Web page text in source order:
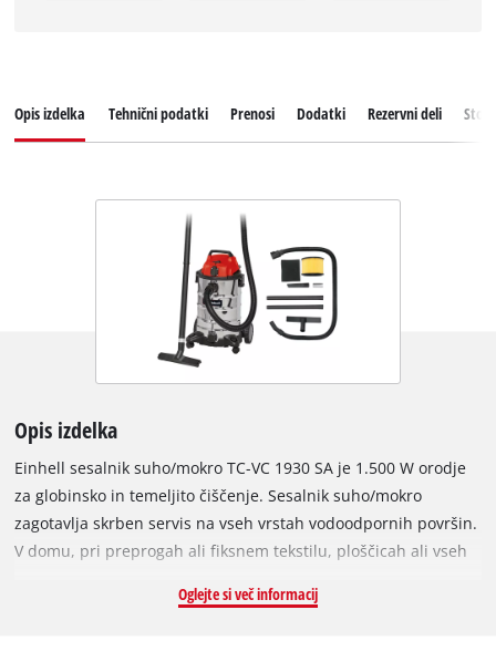
Opis izdelka Tehnični podatki Prenosi Dodatki Rezervni deli
Opis izdelka
Einhell sesalnik suho/mokro TC-VC 1930 SA je 1.500 W orodje
za globinsko in temeljito čiščenje. Sesalnik suho/mokro
zagotavlja skrben servis na vseh vrstah vodoodpornih površin.
V domu, pri preprogah ali fiksnem tekstilu, ploščicah ali vseh
obdelava pogosto ne pomaga. Notranjost vseh vrst motornih
Oglejte si več informacij